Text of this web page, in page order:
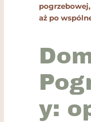
aż po
y: